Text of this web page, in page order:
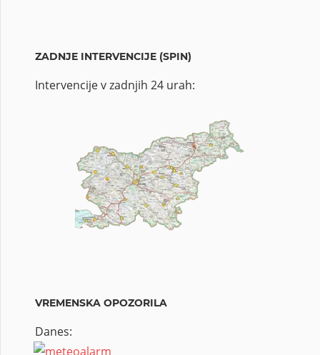
ZADNJE INTERVENCIJE (SPIN)
Intervencije v zadnjih 24 urah:
VREMENSKA OPOZORILA
Danes: